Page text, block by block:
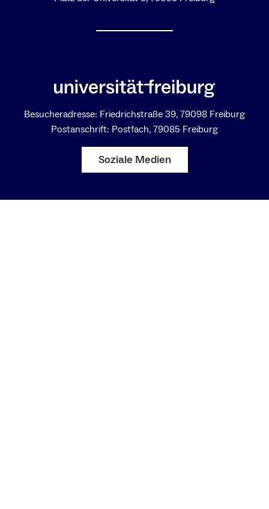
Besucheradresse: Friedrichstraße 39, 79098 Freiburg
Postanschrift: Postfach, 79085 Freiburg
Soziale Medien